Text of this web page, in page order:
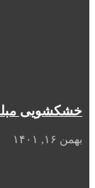
خشکشویی
بهمن ۱۶, ۱۴۰۱